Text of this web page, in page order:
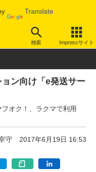
Translate
検索 Impressサイト
サービス ショッピング/オ
ン向け「e発送サー
オク！、ラクマで利用
守 2017年6月19日 16:53